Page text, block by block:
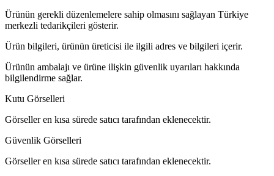
Ürünün gerekli düzenlemelere sahip olmasını sağlayan Türkiye
merkezli tedarikçileri gösterir.
Ürün bilgileri, ürünün üreticisi ile ilgili adres ve bilgileri içerir.
Ürünün ambalajı ve ürüne ilişkin güvenlik uyarıları hakkında
bilgilendirme sağlar.
Kutu Görselleri
Görseller en kısa sürede satıcı tarafından eklenecektir.
Güvenlik Görselleri
Görseller en kısa sürede satıcı tarafından eklenecektir.